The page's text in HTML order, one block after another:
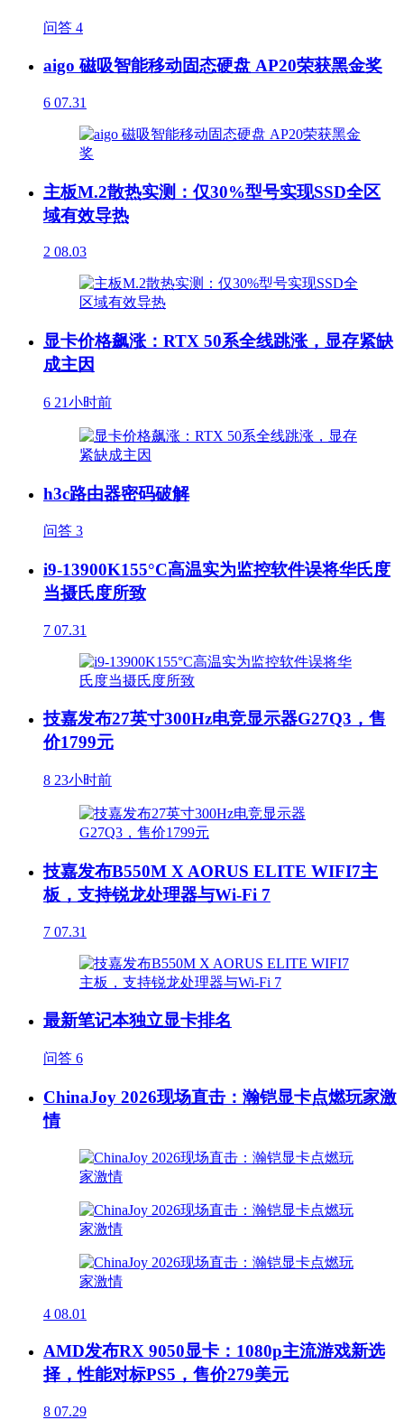
问答 4
aigo 磁吸智能移动固态硬盘 AP20荣获黑金奖
6 07.31
主板M.2散热实测：仅30%型号实现SSD全区
域有效导热
2 08.03
显卡价格飙涨：RTX 50系全线跳涨，显存紧缺
成主因
6 21小时前
h3c路由器密码破解
问答 3
i9-13900K155°C高温实为监控软件误将华氏度
当摄氏度所致
7 07.31
技嘉发布27英寸300Hz电竞显示器G27Q3，售
价1799元
8 23小时前
技嘉发布B550M X AORUS ELITE WIFI7主
板，支持锐龙处理器与Wi-Fi 7
7 07.31
最新笔记本独立显卡排名
问答 6
ChinaJoy 2026现场直击：瀚铠显卡点燃玩家激
情
4 08.01
AMD发布RX 9050显卡：1080p主流游戏新选
择，性能对标PS5，售价279美元
8 07.29